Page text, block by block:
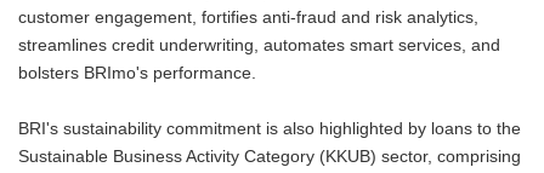
customer engagement, fortifies anti-fraud and risk analytics,
streamlines credit underwriting, automates smart services, and
bolsters BRImo's performance.
BRI's sustainability commitment is also highlighted by loans to the
Sustainable Business Activity Category (KKUB) sector, comprising